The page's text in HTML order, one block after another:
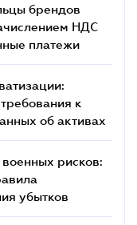
брендов
НДС
платежи
к
об активах
рисков:
убытков